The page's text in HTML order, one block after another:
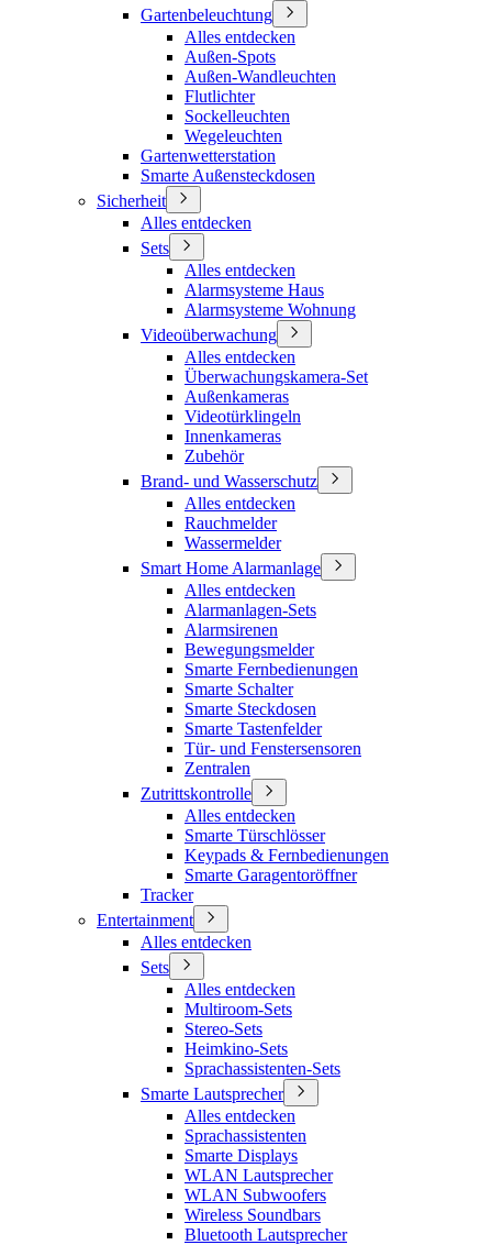
Gartenbeleuchtung
Alles entdecken
Außen-Spots
Außen-Wandleuchten
Flutlichter
Sockelleuchten
Wegeleuchten
Gartenwetterstation
Smarte Außensteckdosen
Sicherheit
Alles entdecken
Sets
Alles entdecken
Alarmsysteme Haus
Alarmsysteme Wohnung
Videoüberwachung
Alles entdecken
Überwachungskamera-Set
Außenkameras
Videotürklingeln
Innenkameras
Zubehör
Brand- und Wasserschutz
Alles entdecken
Rauchmelder
Wassermelder
Smart Home Alarmanlage
Alles entdecken
Alarmanlagen-Sets
Alarmsirenen
Bewegungsmelder
Smarte Fernbedienungen
Smarte Schalter
Smarte Steckdosen
Smarte Tastenfelder
Tür- und Fenstersensoren
Zentralen
Zutrittskontrolle
Alles entdecken
Smarte Türschlösser
Keypads & Fernbedienungen
Smarte Garagentoröffner
Tracker
Entertainment
Alles entdecken
Sets
Alles entdecken
Multiroom-Sets
Stereo-Sets
Heimkino-Sets
Sprachassistenten-Sets
Smarte Lautsprecher
Alles entdecken
Sprachassistenten
Smarte Displays
WLAN Lautsprecher
WLAN Subwoofers
Wireless Soundbars
Bluetooth Lautsprecher